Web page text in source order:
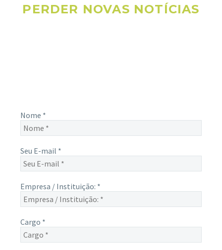
PERDER NOVAS NOTÍCIAS
Nome *
Seu E-mail *
Empresa / Instituição: *
Cargo *